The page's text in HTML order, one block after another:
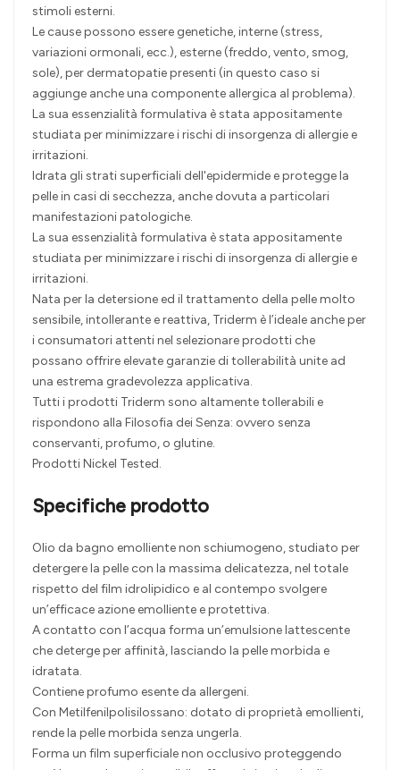
stimoli esterni.
Le cause possono essere genetiche, interne (stress,
variazioni ormonali, ecc.), esterne (freddo, vento, smog,
sole), per dermatopatie presenti (in questo caso si
aggiunge anche una componente allergica al problema).
La sua essenzialità formulativa è stata appositamente
studiata per minimizzare i rischi di insorgenza di allergie e
irritazioni.
Idrata gli strati superficiali dell'epidermide e protegge la
pelle in casi di secchezza, anche dovuta a particolari
manifestazioni patologiche.
La sua essenzialità formulativa è stata appositamente
studiata per minimizzare i rischi di insorgenza di allergie e
irritazioni.
Nata per la detersione ed il trattamento della pelle molto
sensibile, intollerante e reattiva, Triderm è l’ideale anche per
i consumatori attenti nel selezionare prodotti che
possano offrire elevate garanzie di tollerabilità unite ad
una estrema gradevolezza applicativa.
Tutti i prodotti Triderm sono altamente tollerabili e
rispondono alla Filosofia dei Senza: ovvero senza
conservanti, profumo, o glutine.
Prodotti Nickel Tested.
Specifiche prodotto
Olio da bagno emolliente non schiumogeno, studiato per
detergere la pelle con la massima delicatezza, nel totale
rispetto del film idrolipidico e al contempo svolgere
un’efficace azione emolliente e protettiva.
A contatto con l’acqua forma un’emulsione lattescente
che deterge per affinità, lasciando la pelle morbida e
idratata.
Contiene profumo esente da allergeni.
Con Metilfenilpolisilossano: dotato di proprietà emollienti,
rende la pelle morbida senza ungerla.
Forma un film superficiale non occlusivo proteggendo